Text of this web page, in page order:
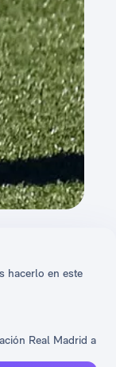
hacerlo en este
Real Madrid a